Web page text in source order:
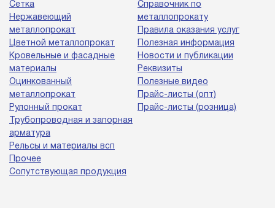
Сетка
Нержавеющий
металлопрокат
Цветной металлопрокат
Кровельные и фасадные
материалы
Оцинкованный
металлопрокат
Рулонный прокат
Трубопроводная и запорная
арматура
Рельсы и материалы всп
Прочее
Сопутствующая продукция
Справочник по
металлопрокату
Правила оказания услуг
Полезная информация
Новости и публикации
Реквизиты
Полезные видео
Прайс-листы (опт)
Прайс-листы (розница)